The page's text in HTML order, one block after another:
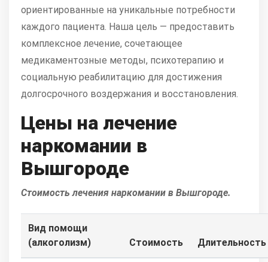
ориентированные на уникальные потребности
каждого пациента. Наша цель — предоставить
комплексное лечение, сочетающее
медикаментозные методы, психотерапию и
социальную реабилитацию для достижения
долгосрочного воздержания и восстановления.
Цены на лечение
наркомании в
Вышгороде
Стоимость лечения наркомании в Вышгороде.
Вид помощи
(алкоголизм)
Стоимость Длительность